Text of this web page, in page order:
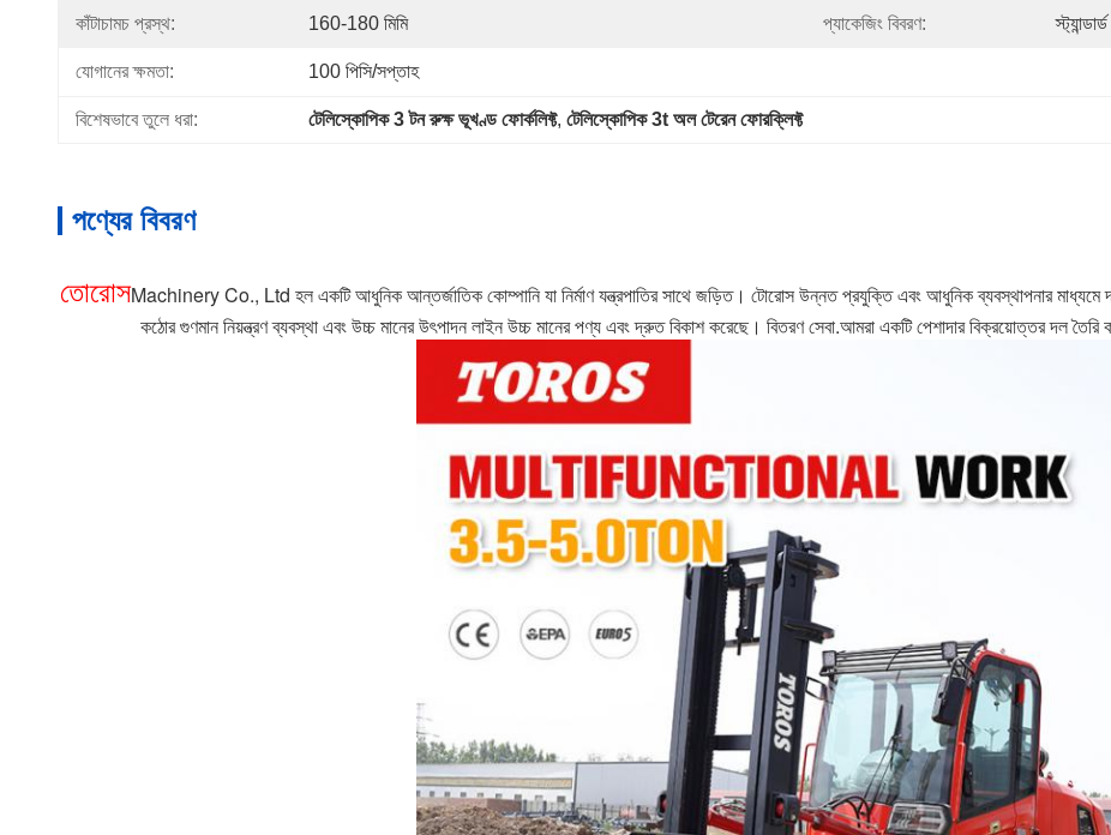
কাঁটাচামচ প্রস্থ: 160-180 মিমি প্যাকেজিং বিবরণ:
যোগানের ক্ষমতা: 100 পিসি/সপ্তাহ
বিশেষভাবে তুলে ধরা: টেলিস্কোপিক 3 টন রুক্ষ ভূখণ্ড ফোর্কলিফ্ট, টেলিস্কোপিক 3t অল টেরেন ফোরক্লিফ্ট
পণ্যের বিবরণ
তোরোসMachinery Co., Ltd হল একটি আধুনিক আন্তর্জাতিক কোম্পানি যা নির্মাণ যন্ত্রপাতির সাথে জড়িত। টোরোস উন্নত প্রযুক্তি এবং আধুনিক ব্যবস্থাপনার
কঠোর গুণমান নিয়ন্ত্রণ ব্যবস্থা এবং উচ্চ মানের উৎপাদন লাইন উচ্চ মানের পণ্য এবং দ্রুত বিকাশ করেছে। বিতরণ সেবা.আমরা একটি পেশাদার বিক্রয়োত্তর দল তৈরি